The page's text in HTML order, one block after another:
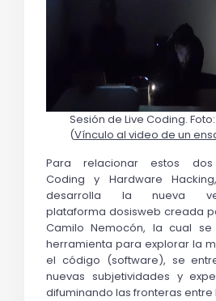
Sesión de Live Coding.
(Vínculo al video de un
Para relacionar estos
Coding y Hardware Hacking
desarrolla la nueva
plataforma dosisweb creada
Camilo Nemocón, la cual
herramienta para explorar la
el código (software), se
nuevas subjetividades y
difuminando las fronteras entre